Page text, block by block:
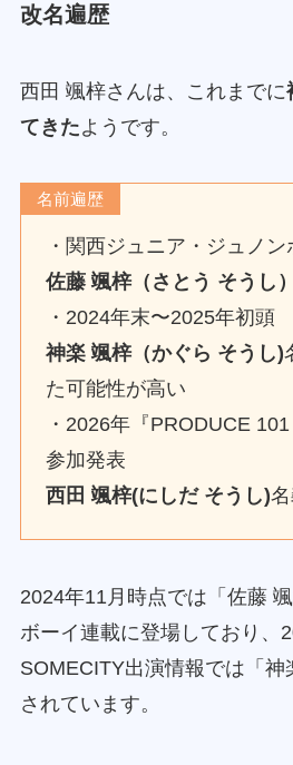
改名遍歴
西田 颯梓さんは、これまでに
てきたようです。
名前遍歴
・関西ジュニア・ジュノ
佐藤 颯梓（さとう そうし）
・2024年末〜2025年初頭
神楽 颯梓（かぐら そうし)
た可能性が高い
・2026年『PRODUCE 101
参加発表
西田 颯梓(にしだ そうし)
2024年11月時点では「佐藤
ボーイ連載に登場しており、
SOMECITY出演情報では「
されています。